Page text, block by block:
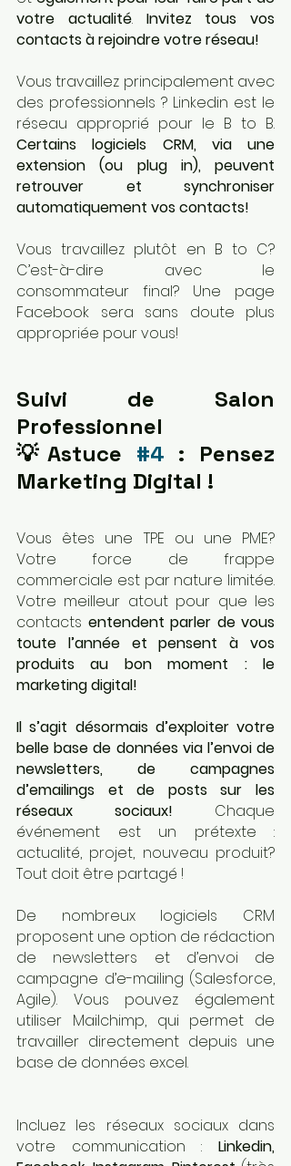
votre actualité. Invitez tous vos
contacts à rejoindre votre réseau!
Vous travaillez principalement avec
des professionnels ? Linkedin est le
Certains logiciels CRM, via une
extension (ou plug in), peuvent
retrouver et synchroniser
automatiquement vos contacts!
Vous travaillez plutôt en B to C?
C’est-à-dire avec le
consommateur final? Une page
Facebook sera sans doute plus
appropriée pour vous!
Suivi de Salon
Professionnel
💡Astuce #4 : Pensez
Marketing Digital !
Vous êtes une TPE ou une PME?
Votre force de frappe
commerciale est par nature limitée.
Votre meilleur atout pour que les
contacts entendent parler de vous
toute l’année et pensent à vos
produits au bon moment : le
marketing digital!
Il s’agit désormais d’exploiter votre
belle base de données via l’envoi de
newsletters, de campagnes
d’emailings et de posts sur les
réseaux sociaux! Chaque
événement est un prétexte :
actualité, projet, nouveau produit?
Tout doit être partagé !
De nombreux logiciels CRM
proposent une option de rédaction
de newsletters et d’envoi de
campagne d’e-mailing (Salesforce,
Agile). Vous pouvez également
utiliser Mailchimp, qui permet de
travailler directement depuis une
base de données excel.
Incluez les réseaux sociaux dans
votre communication : Linkedin,